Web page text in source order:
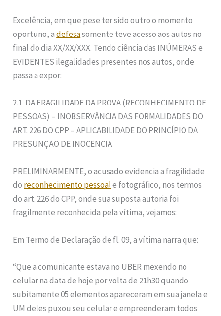
Excelência, em que pese ter sido outro o momento
oportuno, adefesasomente teve acesso aos autos no
final do dia XX/XX/XXX. Tendo ciência das INÚMERAS e
EVIDENTES ilegalidades presentes nos autos, onde
passa a expor:
2.1. DA FRAGILIDADE DA PROVA (RECONHECIMENTO DE
PESSOAS) – INOBSERVÂNCIA DAS FORMALIDADES DO
ART. 226 DO CPP – APLICABILIDADE DO PRINCÍPIO DA
PRESUNÇÃO DE INOCÊNCIA
PRELIMINARMENTE, o acusado evidencia a fragilidade
do reconhecimento pessoale fotográfico, nos termos
do art. 226 do CPP, onde sua suposta autoria foi
fragilmente reconhecida pela vítima, vejamos:
Em Termo de Declaração de fl. 09, a vítima narra que:
“Que a comunicante estava no UBER mexendo no
celular na data de hoje por volta de 21h30 quando
subitamente 05 elementos apareceram em sua janela e
UM deles puxou seu celular e empreenderam todos